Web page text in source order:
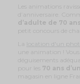
Les animations
d’anniversaire.
d’adulte de 70 ans
petit concours de
La
location d'un
une animation !
déguisements
pour les 70 ans
magasin en ligne